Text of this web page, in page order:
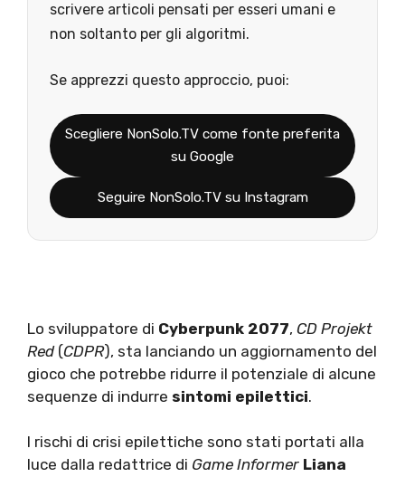
scrivere articoli pensati per esseri umani e
non soltanto per gli algoritmi.
Se apprezzi questo approccio, puoi:
Scegliere NonSolo.TV come fonte preferita
su Google
Seguire NonSolo.TV su Instagram
Lo sviluppatore di Cyberpunk 2077, CD Projekt
Red(CDPR), sta lanciando un aggiornamento del
gioco che potrebbe ridurre il potenziale di alcune
sequenze di indurre sintomi epilettici.
I rischi di crisi epilettiche sono stati portati alla
luce dalla redattrice di Game Informer Liana